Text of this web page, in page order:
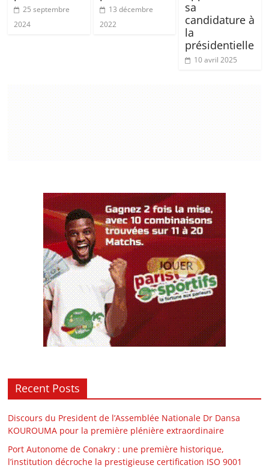
25 septembre
2024
13 décembre
2022
sa
candidature à
la
présidentielle
10 avril 2025
Recent Posts
Discours du President de l’Assemblée Nationale Dr Dansa
KOUROUMA pour la première plénière extraordinaire
Port Autonome de Conakry : une première historique,
l’institution décroche la prestigieuse certification ISO 9001